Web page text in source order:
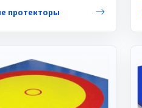
протекторы